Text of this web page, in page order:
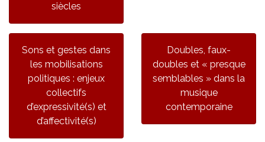
siècles
Sons et gestes dans
les mobilisations
politiques : enjeux
collectifs
d’expressivité(s) et
d’affectivité(s)
Doubles, faux-
doubles et « presque
semblables » dans la
musique
contemporaine